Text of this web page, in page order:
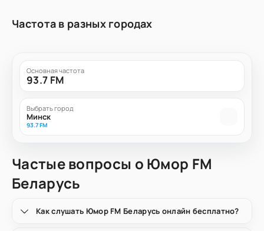
Частота в разных городах
Основная частота
93.7 FM
Выбрать город
Минск
93.7 FM
Частые вопросы о Юмор FM
Беларусь
Как слушать Юмор FM Беларусь онлайн бесплатно?